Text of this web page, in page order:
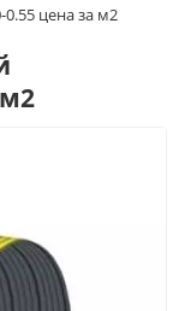
цена за м2